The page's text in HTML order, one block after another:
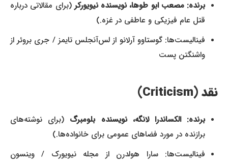
برنده: مصعب ابو طوها، نویسنده نیویورکر(برای مقالاتی درباره
قتل عام فیزیکی و عاطفی در غزه.)
فینالیست‌ها: گوستاوو آرلانو از لس‌آنجلس تایمز / جری بروئر از
واشنگتن پست
نقد (Criticism)
برنده: الکساندرا لانگه، نویسنده بلومبرگ(برای نوشته‌های
برازنده در مورد فضاهای عمومی برای خانواده‌ها.)
فینالیست‌ها: سارا هولدرن از مجله نیویورک / وینسون